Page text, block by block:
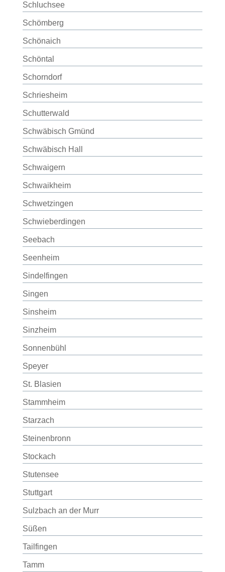
Schluchsee
Schömberg
Schönaich
Schöntal
Schorndorf
Schriesheim
Schutterwald
Schwäbisch Gmünd
Schwäbisch Hall
Schwaigern
Schwaikheim
Schwetzingen
Schwieberdingen
Seebach
Seenheim
Sindelfingen
Singen
Sinsheim
Sinzheim
Sonnenbühl
Speyer
St. Blasien
Stammheim
Starzach
Steinenbronn
Stockach
Stutensee
Stuttgart
Sulzbach an der Murr
Süßen
Tailfingen
Tamm